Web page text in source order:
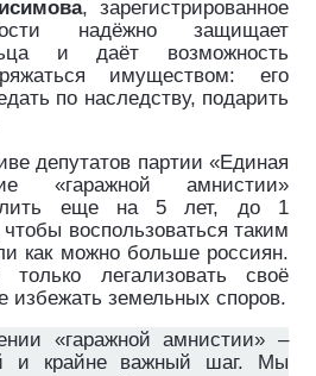
, зарегистрированное
надёжно защищает
и даёт возможность
имуществом: его
по наследству, подарить
депутатов партии «Единая
«гаражной амнистии»
еще на 5 лет, до 1
воспользоваться таким
как можно больше россиян.
легализовать своё
избежать земельных споров.
«гаражной амнистии» –
и крайне важный шаг. Мы